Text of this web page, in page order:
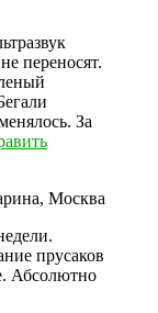
переносят.
За
Москва
прусаков
Абсолютно